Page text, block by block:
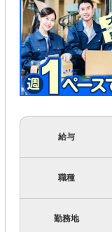
給与
職種
勤務地